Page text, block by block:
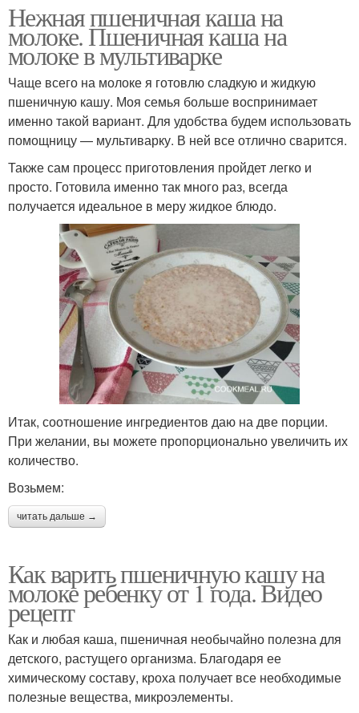
Нежная пшеничная каша на
молоке. Пшеничная каша на
молоке в мультиварке
Чаще всего на молоке я готовлю сладкую и жидкую
пшеничную кашу. Моя семья больше воспринимает
именно такой вариант. Для удобства будем использовать
помощницу — мультиварку. В ней все отлично сварится.
Также сам процесс приготовления пройдет легко и
просто. Готовила именно так много раз, всегда
получается идеальное в меру жидкое блюдо.
Итак, соотношение ингредиентов даю на две порции.
При желании, вы можете пропорционально увеличить их
количество.
Возьмем:
читать дальше →
Как варить пшеничную кашу на
молоке ребенку от 1 года. Видео
рецепт
Как и любая каша, пшеничная необычайно полезна для
детского, растущего организма. Благодаря ее
химическому составу, кроха получает все необходимые
полезные вещества, микроэлементы.